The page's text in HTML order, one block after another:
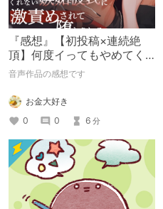
『感想』【初投稿×連続絶
頂】何度イってもやめてく
れない嫉妬彼氏に激責めさ
音声作品の感想です
お金大好き
0
0 6 分